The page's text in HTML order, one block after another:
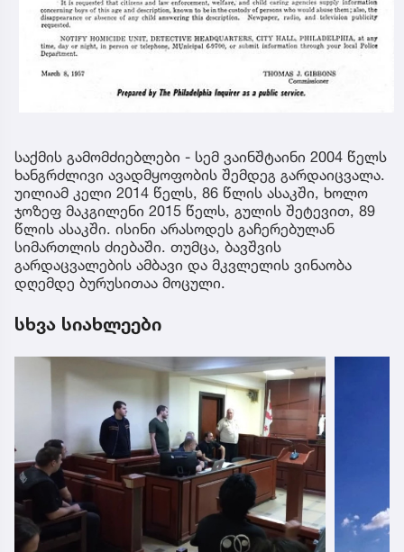
საქმის გამომძიებლები - სემ ვაინშტაინი 2004 წელს
ხანგრძლივი ავადმყოფობის შემდეგ გარდაიცვალა.
უილიამ კელი 2014 წელს, 86 წლის ასაკში, ხოლო
ჯოზეფ მაკგილენი 2015 წელს, გულის შეტევით, 89
წლის ასაკში. ისინი არასოდეს გაჩერებულან
სიმართლის ძიებაში. თუმცა, ბავშვის
გარდაცვალების ამბავი და მკვლელის ვინაობა
დღემდე ბურუსითაა მოცული.
სხვა სიახლეები